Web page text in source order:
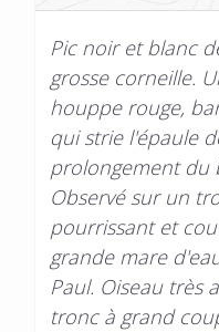
Pic noir et blanc
grosse corneille.
houppe rouge,
qui strie l'épaule
prolongement du
Observé sur un
pourrissant et
grande mare
Paul. Oiseau très
tronc à grand